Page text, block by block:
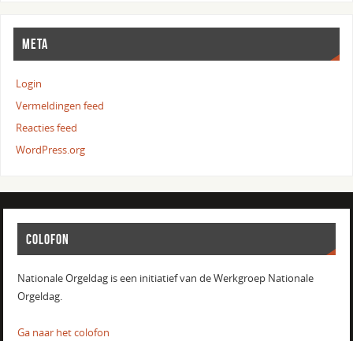
META
Login
Vermeldingen feed
Reacties feed
WordPress.org
COLOFON
Nationale Orgeldag is een initiatief van de Werkgroep Nationale
Orgeldag.
Ga naar het colofon